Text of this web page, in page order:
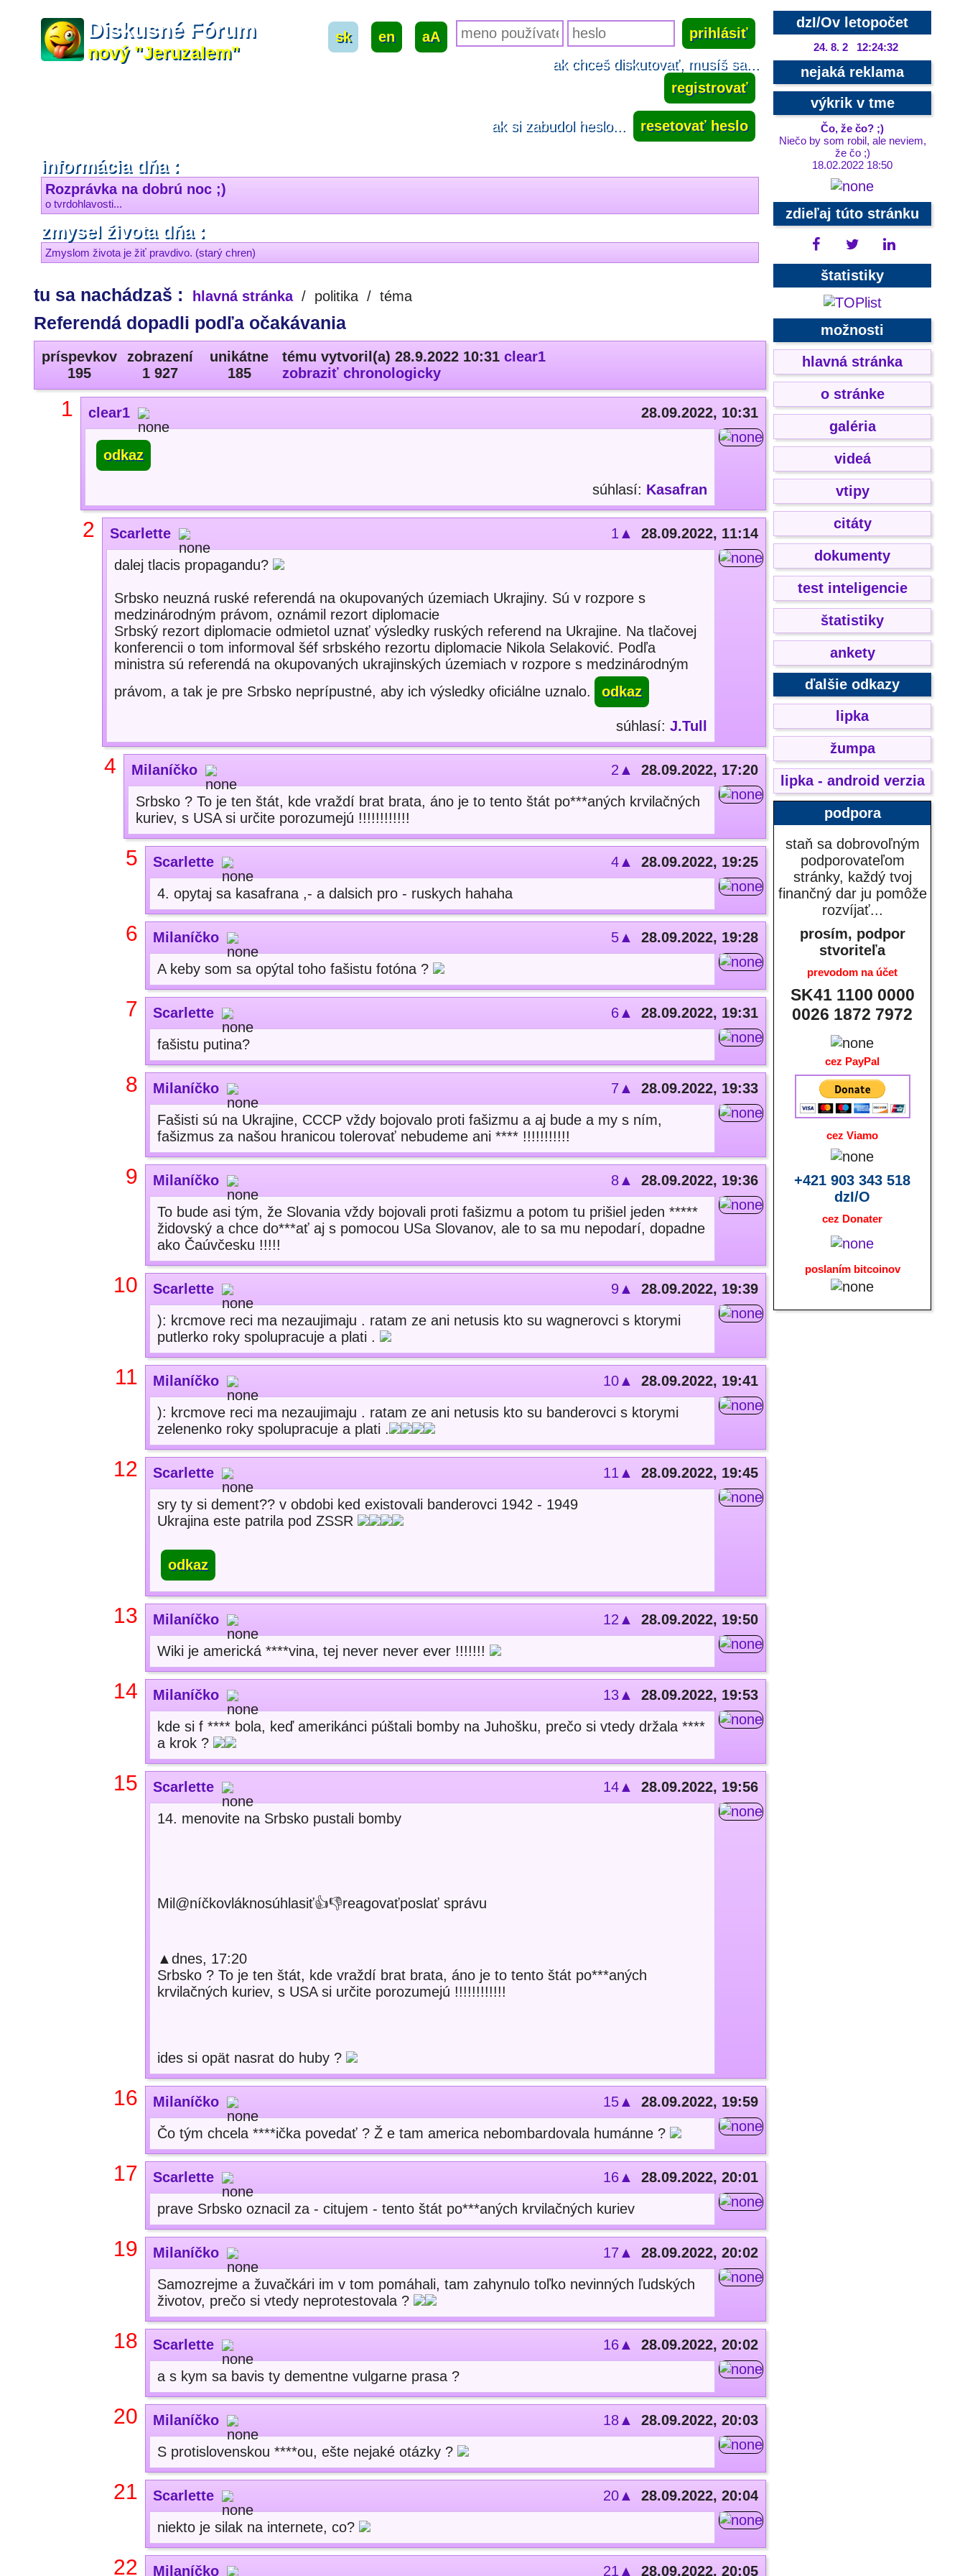
Diskusné Fórum
nový "Jeruzalem"
sk en
aA
ak chceš diskutovať, musíš sa...
registrovať
ak si zabudol heslo... resetovať heslo
informácia dňa :
Rozprávka na dobrú noc ;)
o tvrdohlavosti...
zmysel života dňa :
Zmyslom života je žiť pravdivo. (starý chren)
tu sa nachádzaš : hlavná stránka / politika / téma
Referendá dopadli podľa očakávania
príspevkov
195
zobrazení
1 927
unikátne
185
tému vytvoril(a) 28.9.2022 10:31 clear1
zobraziť chronologicky
1 clear1 28.09.2022, 10:31
odkaz
súhlasí: Kasafran
2 Scarlette 1▲
28.09.2022, 11:14
dalej tlacis propagandu?
Srbsko neuzná ruské referendá na okupovaných územiach Ukrajiny. Sú v rozpore s
medzinárodným právom, oznámil rezort diplomacie
Srbský rezort diplomacie odmietol uznať výsledky ruských referend na Ukrajine. Na tlačovej
konferencii o tom informoval šéf srbského rezortu diplomacie Nikola Selaković. Podľa
ministra sú referendá na okupovaných ukrajinských územiach v rozpore s medzinárodným
právom, a tak je pre Srbsko neprípustné, aby ich výsledky oficiálne uznalo.
odkaz
súhlasí: J.Tull
4 Milaníčko 2▲
28.09.2022, 17:20
Srbsko ? To je ten štát, kde vraždí brat brata, áno je to tento štát po***aných krvilačných
kuriev, s USA si určite porozumejú !!!!!!!!!!!!
5 Scarlette 4▲
28.09.2022, 19:25
4. opytaj sa kasafrana ,- a dalsich pro - ruskych hahaha
6 Milaníčko 5▲
28.09.2022, 19:28
A keby som sa opýtal toho fašistu fotóna ?
7 Scarlette 6▲
28.09.2022, 19:31
fašistu putina?
8 Milaníčko 7▲
28.09.2022, 19:33
Fašisti sú na Ukrajine, CCCP vždy bojovalo proti fašizmu a aj bude a my s ním,
fašizmus za našou hranicou tolerovať nebudeme ani **** !!!!!!!!!!!
9 Milaníčko 8▲
28.09.2022, 19:36
To bude asi tým, že Slovania vždy bojovali proti fašizmu a potom tu prišiel jeden *****
židovský a chce do***ať aj s pomocou USa Slovanov, ale to sa mu nepodarí, dopadne
ako Čaúvčesku !!!!!
10 Scarlette 9▲
28.09.2022, 19:39
): krcmove reci ma nezaujimaju . ratam ze ani netusis kto su wagnerovci s ktorymi
putlerko roky spolupracuje a plati .
11 Milaníčko 10▲
28.09.2022, 19:41
): krcmove reci ma nezaujimaju . ratam ze ani netusis kto su banderovci s ktorymi
zelenenko roky spolupracuje a plati .
12 Scarlette 11▲
28.09.2022, 19:45
sry ty si dement?? v obdobi ked existovali banderovci 1942 - 1949
Ukrajina este patrila pod ZSSR
odkaz
13 Milaníčko 12▲
28.09.2022, 19:50
Wiki je americká ****vina, tej never never ever !!!!!!!
14 Milaníčko 13▲
28.09.2022, 19:53
kde si f **** bola, keď amerikánci púštali bomby na Juhošku, prečo si vtedy držala ****
a krok ?
15 Scarlette 14▲
28.09.2022, 19:56
14. menovite na Srbsko pustali bomby
Mil@níčkovláknosúhlasiť👍️👎️reagovaťposlať správu
▲dnes, 17:20
Srbsko ? To je ten štát, kde vraždí brat brata, áno je to tento štát po***aných
krvilačných kuriev, s USA si určite porozumejú !!!!!!!!!!!!
ides si opät nasrat do huby ?
16 Milaníčko 15▲
28.09.2022, 19:59
Čo tým chcela ****ička povedať ? Ž e tam america nebombardovala humánne ?
17 Scarlette 16▲
28.09.2022, 20:01
prave Srbsko oznacil za - citujem - tento štát po***aných krvilačných kuriev
19 Milaníčko 17▲
28.09.2022, 20:02
Samozrejme a žuvačkári im v tom pomáhali, tam zahynulo toľko nevinných ľudských
životov, prečo si vtedy neprotestovala ?
18 Scarlette 16▲
28.09.2022, 20:02
a s kym sa bavis ty dementne vulgarne prasa ?
20 Milaníčko 18▲
28.09.2022, 20:03
S protislovenskou ****ou, ešte nejaké otázky ?
21 Scarlette 20▲
28.09.2022, 20:04
niekto je silak na internete, co?
22 Milaníčko 21▲ 28.09.2022, 20:05
dzI/Ov letopočet
24. 8. 2 12:24:33
nejaká reklama
výkrik v tme
Čo, že čo? ;)
Niečo by som robil, ale neviem,
že čo ;)
18.02.2022 18:50
zdieľaj túto stránku
štatistiky
možnosti
hlavná stránka
o stránke
galéria
videá
vtipy
citáty
dokumenty
test inteligencie
štatistiky
ankety
ďalšie odkazy
lipka
žumpa
lipka - android verzia
podpora
staň sa dobrovoľným
podporovateľom
stránky, každý tvoj
finančný dar ju pomôže
rozvíjať...
prosím, podpor
stvoriteľa
prevodom na účet
SK41 1100 0000
0026 1872 7972
cez PayPal
cez Viamo
+421 903 343 518
dzI/O
cez Donater
poslaním bitcoinov